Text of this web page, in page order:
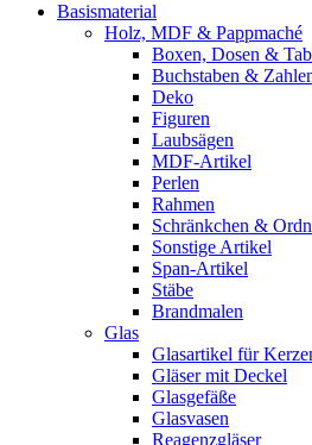
Basismaterial
Holz, MDF & Pappmaché
Boxen, Dosen &
Buchstaben &
Deko
Figuren
Laubsägen
MDF-Artikel
Perlen
Rahmen
Schränkchen &
Sonstige Artikel
Span-Artikel
Stäbe
Brandmalen
Glas
Glasartikel für
Gläser mit Deckel
Glasgefäße
Glasvasen
Reagenzgläser